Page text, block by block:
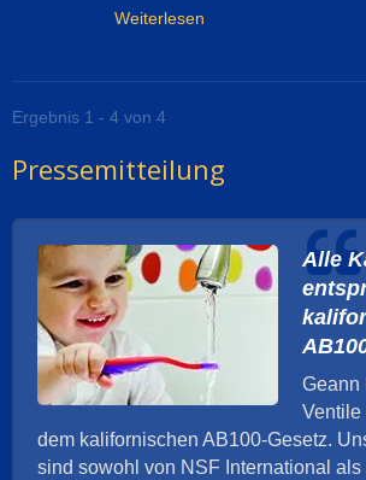
Weiterlesen
Ergebnis 1 - 4 von 4
Pressemitteilung
Alle
Geann
Ventile
dem kalifornischen AB100-Gesetz.
sind sowohl von NSF International als